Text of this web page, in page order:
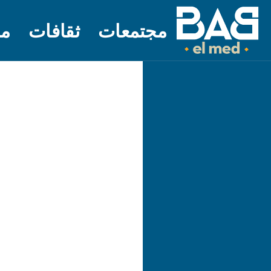
مجتمعات ثقافات